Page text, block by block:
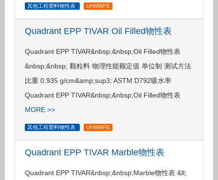
其他工程塑料物性表 UHMWPE
Quadrant EPP TIVAR Oil Filled物性表
Quadrant EPP TIVAR&nbsp;&nbsp;Oil Filled物性表
&nbsp;&nbsp; 颗粒料 物理性能额定值 单位制 测试方法
比重 0.935 g/cm&amp;sup3; ASTM D792吸水率
Quadrant EPP TIVAR&nbsp;&nbsp;Oil Filled物性表
MORE >>
其他工程塑料物性表 UHMWPE
Quadrant EPP TIVAR Marble物性表
Quadrant EPP TIVAR&nbsp;&nbsp;Marble物性表 &lt;